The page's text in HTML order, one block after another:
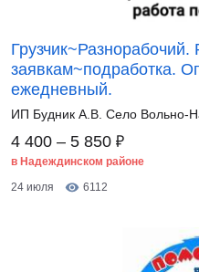
Грузчик~Разнорабочий.
заявкам~подработка.
ежедневный.
ИП Будник А.В. Село Вольно-
4 400 – 5 850 ₽
в Надеждинском районе
24 июля
6112